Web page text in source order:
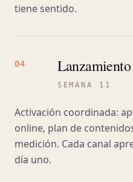
tiene sentido.
04 Lanzamiento
SEMANA 11
Activación coordinada:
online, plan de
medición. Cada canal
día uno.